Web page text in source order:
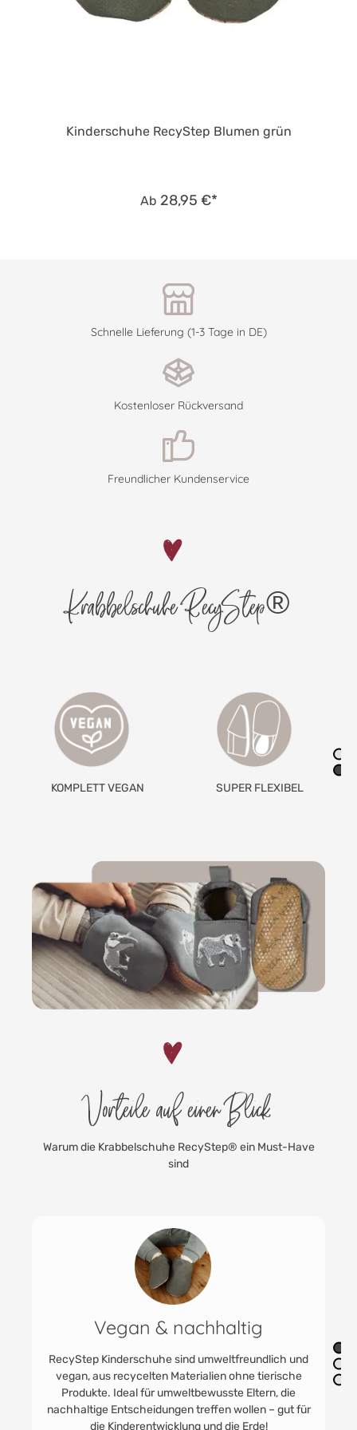
Kinderschuhe RecyStep Blumen grün
Ab 28,95 €*
Schnelle Lieferung (1-3 Tage in DE)
Kostenloser Rückversand
Freundlicher Kundenservice
Krabbelschuhe RecyStep®
SUPER FLEXIBEL
AUS RECYCELTEM
Vorteile auf einen Blick
Warum die Krabbelschuhe RecyStep® ein Must-Have
sind
In der Maschine waschbar
Ein großer Vorteil der RecyStep Kinderschuhe ist ihre
leichte Reinigungsfähigkeit. Diese Schuhe können
problemlos in der Waschmaschine bei 40°C
gewaschen werden, wodurch Eltern Zeit und
Aufwand sparen. So bleiben die Schuhe stets